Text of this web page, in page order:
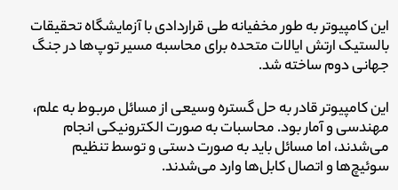
این کامپیوتر به طور مخفیانه طی قراردادی با آزمایشگاه تحقیقات
بالستیک ارتش ایالات متحده برای محاسبه مسیر توپ‌ها در جنگ
جهانی دوم ساخته شد.
این کامپیوتر قادر به حل گستره وسیعی از مسائل مربوط به علم،
مهندسی و آمار بود. محاسبات به صورت الکترونیکی انجام
می‌شدند، اما مسائل باید به صورت دستی و توسط تنظیم
سوئیچ‌ها و اتصال کابل‌ها وارد می‌شدند.